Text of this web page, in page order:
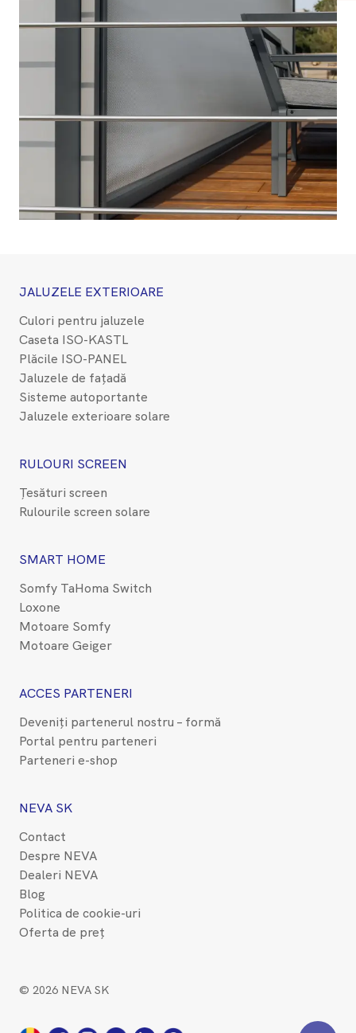
JALUZELE EXTERIOARE
Culori pentru jaluzele
Caseta ISO-KASTL
Plăcile ISO-PANEL
Jaluzele de fațadă
Sisteme autoportante
Jaluzele exterioare solare
RULOURI SCREEN
Țesături screen
Rulourile screen solare
SMART HOME
Somfy TaHoma Switch
Loxone
Motoare Somfy
Motoare Geiger
ACCES PARTENERI
Deveniți partenerul nostru – formă
Portal pentru parteneri
Parteneri e-shop
NEVA SK
Contact
Despre NEVA
Dealeri NEVA
Blog
Politica de cookie-uri
Oferta de preț
© 2026 NEVA SK